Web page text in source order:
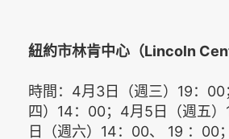
紐約市林肯中心（Lincoln
時間：4月3日（週三）19：
四）14：00；4月5日（週五
日（週六）14：00、 19 ：00